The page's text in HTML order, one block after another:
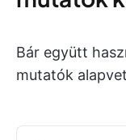
Bár együtt
mutatók